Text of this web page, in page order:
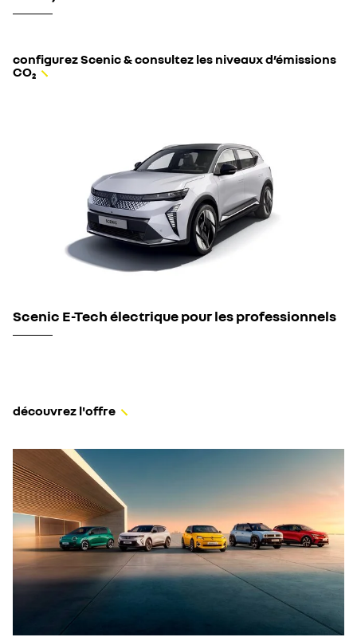
configurez Scenic & consultez les niveaux d’émissions
CO₂
Scenic E-Tech électrique pour les professionnels
découvrez l'offre